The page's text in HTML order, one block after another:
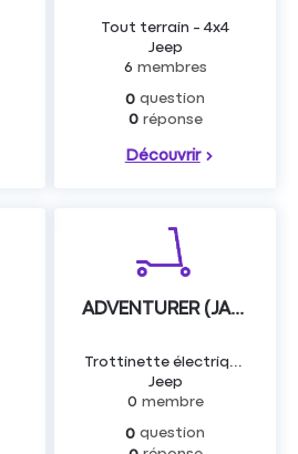
Tout terrain - 4x4
Jeep
6 membres
0 question
0 réponse
Découvrir
ADVENTURER (JAD) AS
Trottinette électrique
Jeep
0 membre
0 question